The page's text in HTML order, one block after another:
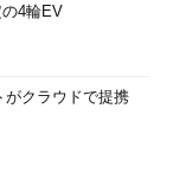
4輪EV
がクラウドで提携